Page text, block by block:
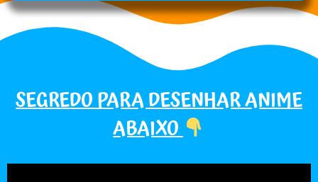
SEGREDO PARA DESENHAR ANIME
ABAIXO